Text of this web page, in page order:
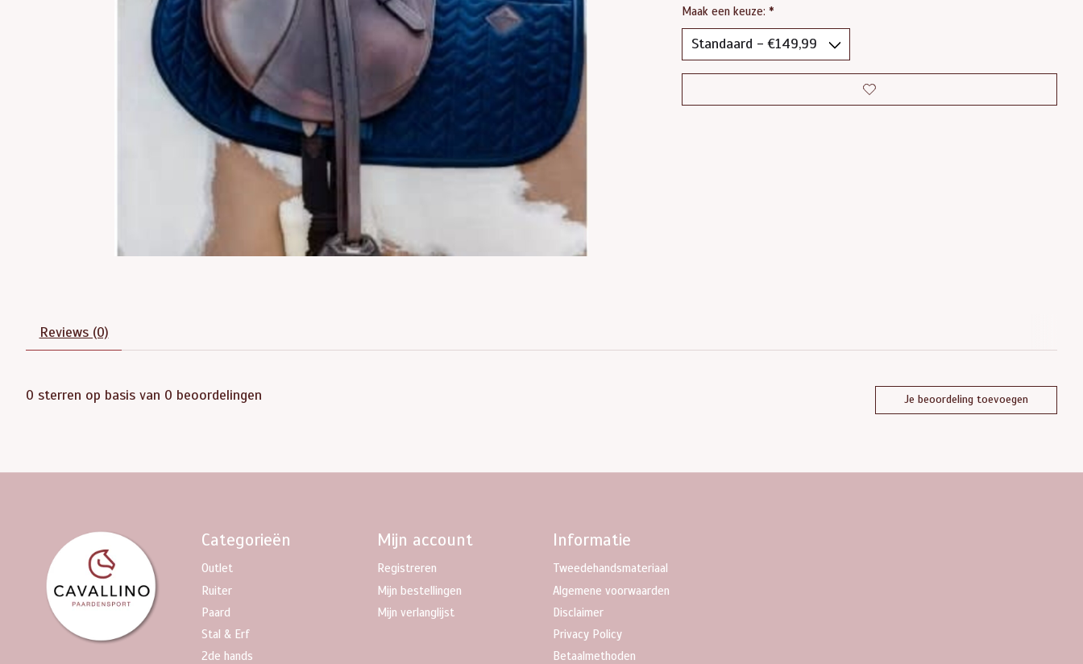
Maak een keuze: *
Reviews (0)
0 sterren op basis van 0 beoordelingen Je beoordeling toevoegen
Categorieën
Outlet
Ruiter
Paard
Stal & Erf
2de hands
Mijn account
Registreren
Mijn bestellingen
Mijn verlanglijst
Informatie
Tweedehandsmateriaal
Algemene voorwaarden
Disclaimer
Privacy Policy
Betaalmethoden